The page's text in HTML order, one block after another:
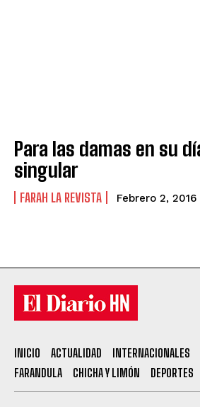
Para las damas en su
singular
FARAH LA REVISTA Febrero 2, 2016
INICIO ACTUALIDAD INTERNACIONALES
FARANDULA
CHICHA Y LIMÓN DEPORTES